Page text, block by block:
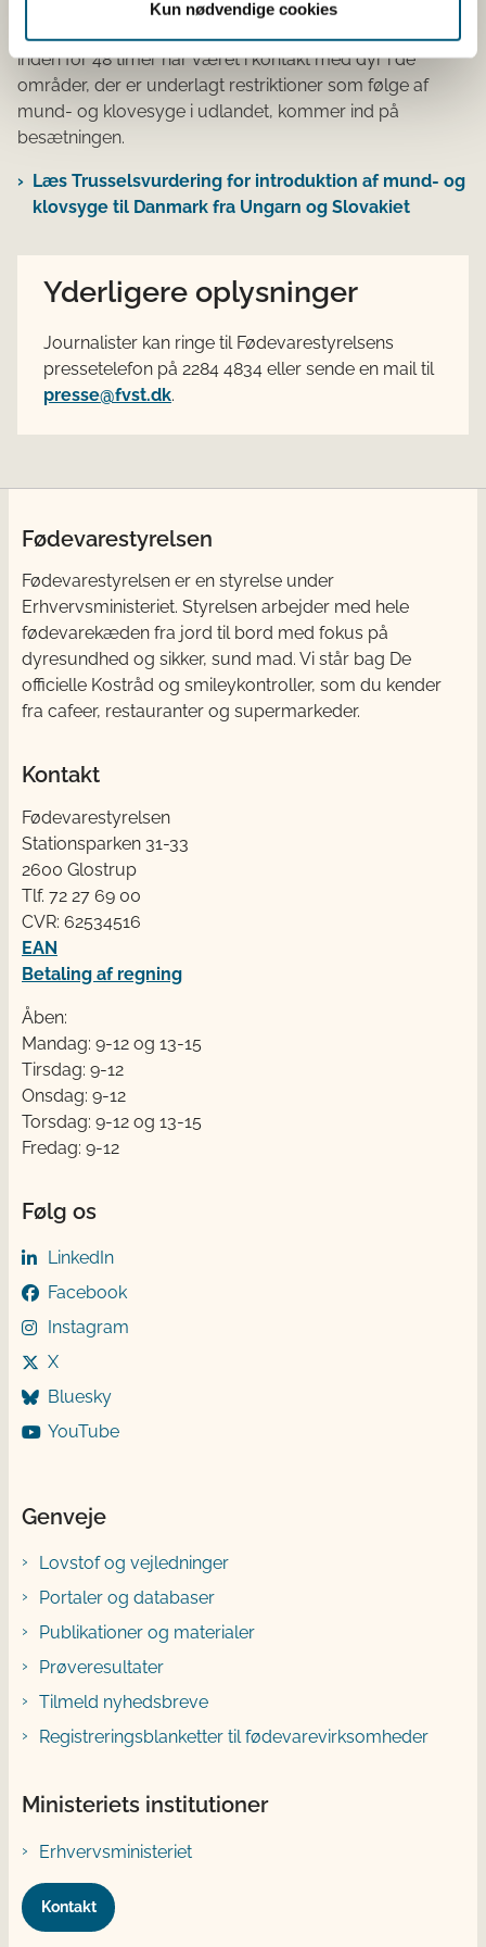
Kun nødvendige cookies
Særligt besætninger med klovbærende dyr skal sikre
effektiv smittebeskyttelse og sørge for, at ingen, der
inden for 48 timer har været i kontakt med dyr i de
områder, der er underlagt restriktioner som følge af
mund- og klovesyge i udlandet, kommer ind på
besætningen.
Læs Trusselsvurdering for introduktion af mund- og
klovsyge til Danmark fra Ungarn og Slovakiet
Yderligere oplysninger
Journalister kan ringe til Fødevarestyrelsens
pressetelefon på 2284 4834 eller sende en mail til
presse@fvst.dk.
Fødevarestyrelsen
Fødevarestyrelsen er en styrelse under
Erhvervsministeriet. Styrelsen arbejder med hele
fødevarekæden fra jord til bord med fokus på
dyresundhed og sikker, sund mad. Vi står bag De
officielle Kostråd og smileykontroller, som du kender
fra cafeer, restauranter og supermarkeder.
Kontakt
Fødevarestyrelsen
Stationsparken 31-33
2600 Glostrup
Tlf. 72 2​​​7 69 00
CVR: 62534516
EAN
Betaling af regning
Åben:
Mandag: 9-12 og 13-15
Tirsdag: 9-12
Onsdag: 9-12
Torsdag: 9-12 og 13-15
Fredag: 9-12
Følg os
LinkedIn
Facebook
Instagram
X
Bluesky
YouTube
Genveje
Lovstof og vejledninger
Portaler og databaser
Publikationer og materialer
Prøveresultater
Tilmeld nyhedsbreve
Registreringsblanketter til fødevarevirksomheder
Ministeriets institutioner
Erhvervsministeriet
Kontakt